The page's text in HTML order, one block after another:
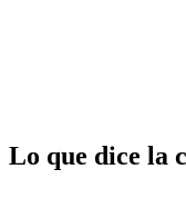
Lo que dice la